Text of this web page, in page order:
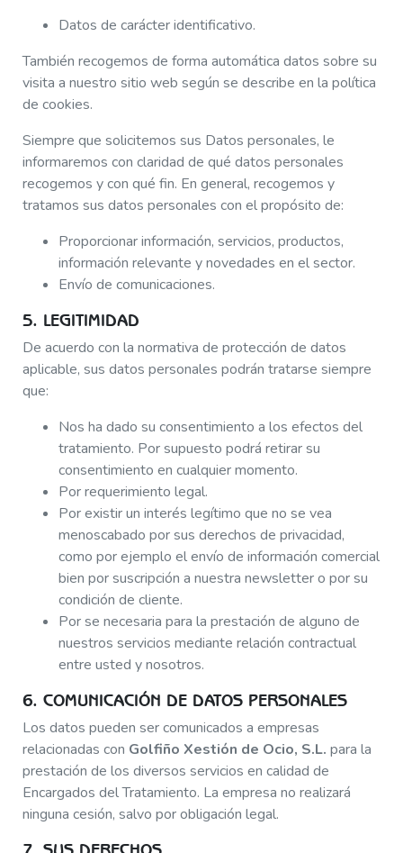
Datos de carácter identificativo.
También recogemos de forma automática datos sobre su
visita a nuestro sitio web según se describe en la política
de cookies.
Siempre que solicitemos sus Datos personales, le
informaremos con claridad de qué datos personales
recogemos y con qué fin. En general, recogemos y
tratamos sus datos personales con el propósito de:
Proporcionar información, servicios, productos,
información relevante y novedades en el sector.
Envío de comunicaciones.
5. LEGITIMIDAD
De acuerdo con la normativa de protección de datos
aplicable, sus datos personales podrán tratarse siempre
que:
Nos ha dado su consentimiento a los efectos del
tratamiento. Por supuesto podrá retirar su
consentimiento en cualquier momento.
Por requerimiento legal.
Por existir un interés legítimo que no se vea
menoscabado por sus derechos de privacidad,
como por ejemplo el envío de información comercial
bien por suscripción a nuestra newsletter o por su
condición de cliente.
Por se necesaria para la prestación de alguno de
nuestros servicios mediante relación contractual
entre usted y nosotros.
6. COMUNICACIÓN DE DATOS PERSONALES
Los datos pueden ser comunicados a empresas
relacionadas con Golfiño Xestión de Ocio, S.L. para la
prestación de los diversos servicios en calidad de
Encargados del Tratamiento. La empresa no realizará
ninguna cesión, salvo por obligación legal.